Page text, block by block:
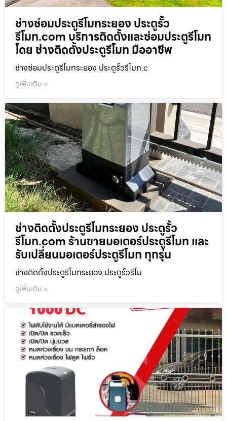
ช่างซ่อมประตูรีโมทระยอง ประตูรั้ว
รีโมท.com บริการติดตั้งและซ่อมประตูรีโมท
โดย ช่างติดตั้งประตูรีโมท มืออาชีพ
ช่างซ่อมประตูรีโมทระยอง ประตูรั้วรีโมท.c
ดูเพิ่มเติม »
ช่างติดตั้งประตูรีโมทระยอง ประตูรั้ว
รีโมท.com ร้านขายมอเตอร์ประตูรีโมท และ
รับเปลี่ยนมอเตอร์ประตูรีโมท ทุกรุ่น
ช่างติดตั้งประตูรีโมทระยอง ประตูรั้วรีโม
ดูเพิ่มเติม »